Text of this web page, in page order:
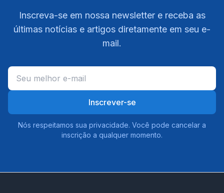
Inscreva-se em nossa newsletter e receba as
últimas notícias e artigos diretamente em seu e-
mail.
Inscrever-se
Nós respeitamos sua privacidade. Você pode cancelar a
inscrição a qualquer momento.